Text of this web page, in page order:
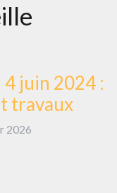
juin 2024 :
travaux
2026